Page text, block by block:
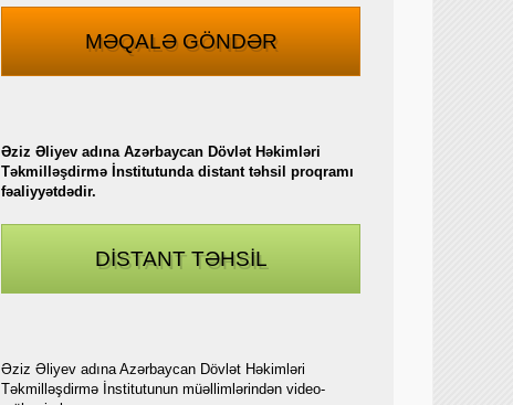
MƏQALƏ GÖNDƏR
Əziz Əliyev adına Azərbaycan Dövlət Həkimləri
Təkmilləşdirmə İnstitutunda distant təhsil proqramı
fəaliyyətdədir.
DİSTANT TƏHSİL
Əziz Əliyev adına Azərbaycan Dövlət Həkimləri
Təkmilləşdirmə İnstitutunun müəllimlərindən video-